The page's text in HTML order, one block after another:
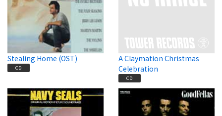
Stealing Home (OST)
CD
A Claymation Christmas
Celebration
CD